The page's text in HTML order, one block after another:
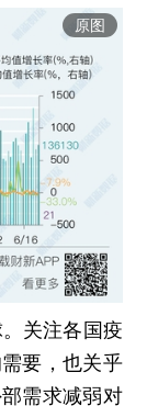
原图
关注各国疫
要，也关乎
需求减弱对